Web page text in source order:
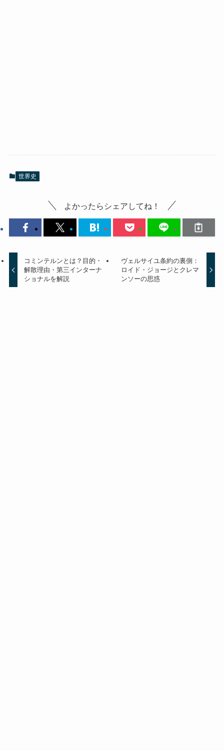
世界史
よかったらシェアしてね！
コミンテルンとは？目的・
解散理由・第三インターナ
ショナルを解説
ヴェルサイユ条約の裏側：
ロイド・ジョージとクレマ
ンソーの思惑